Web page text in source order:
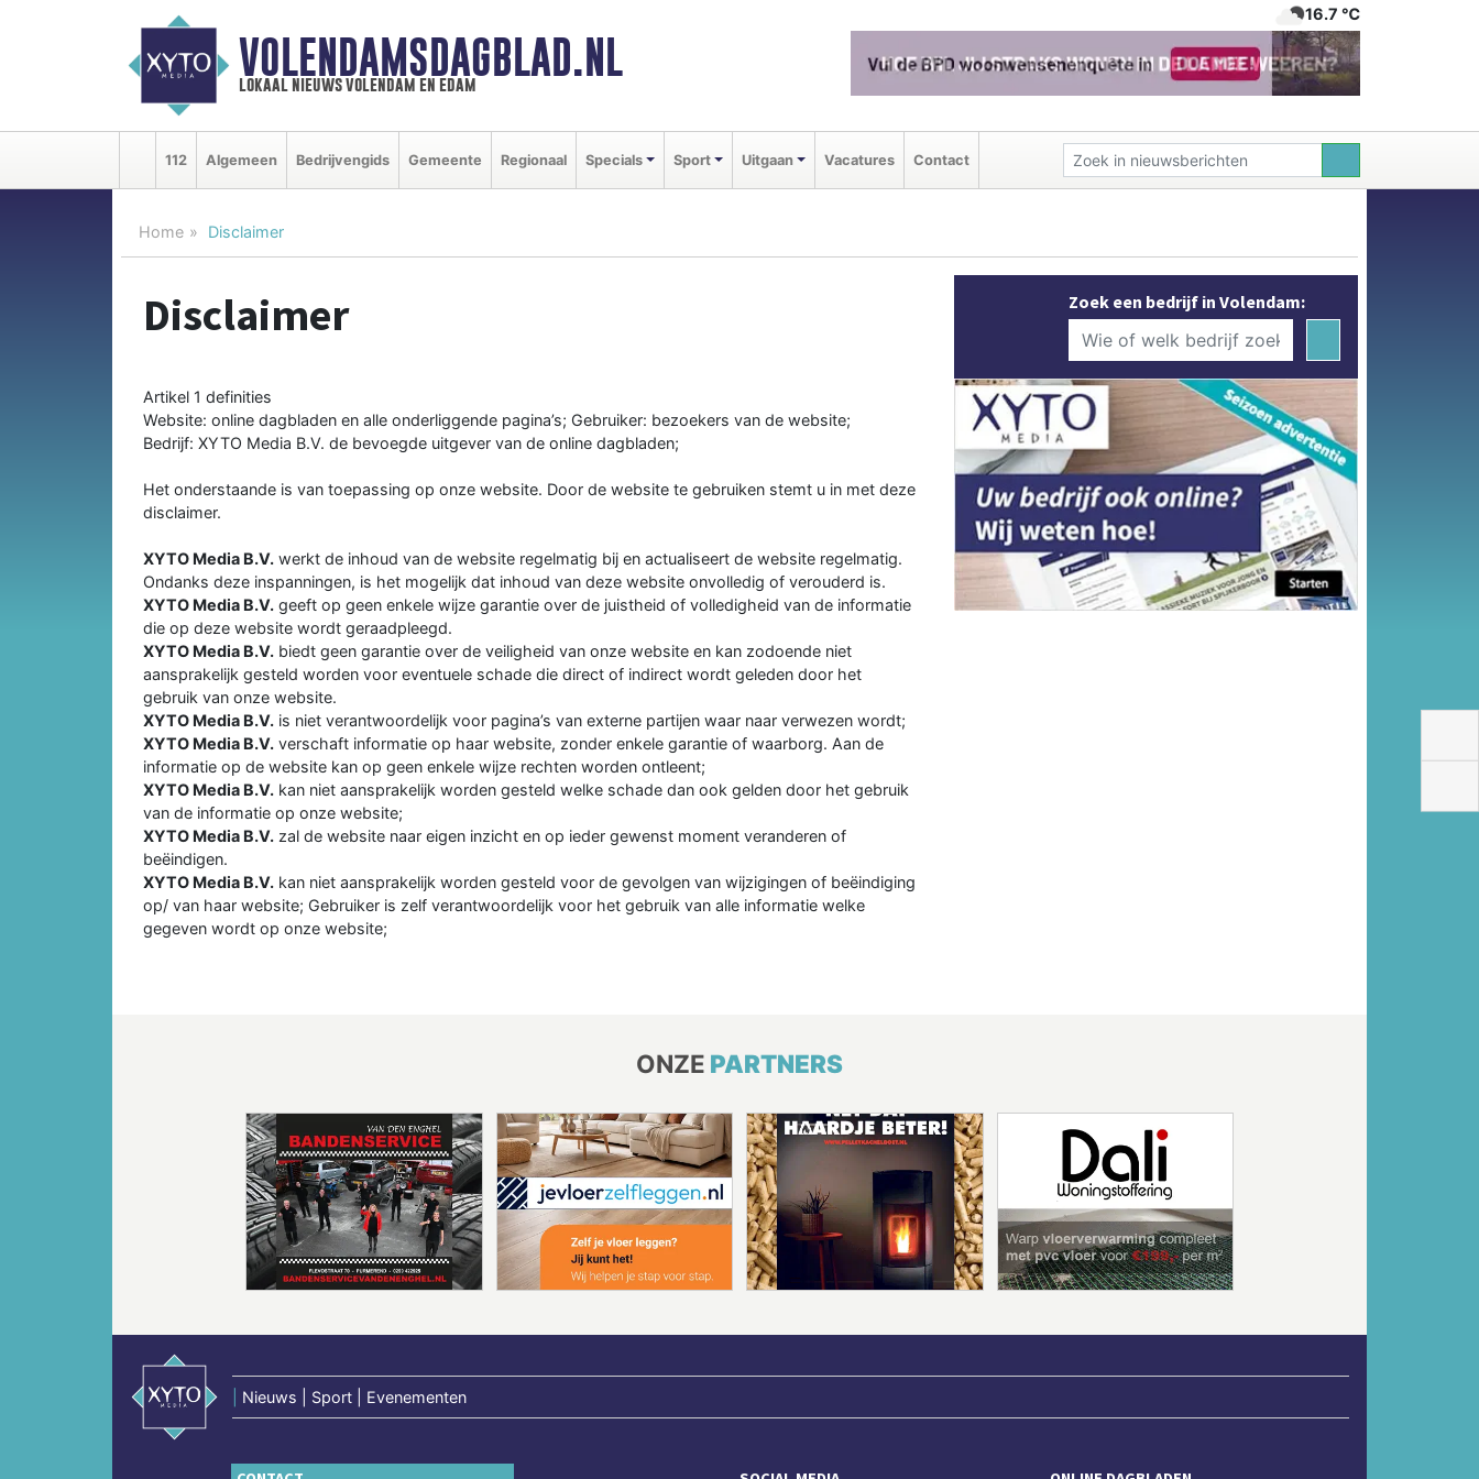
VOLENDAMSDAGBLAD.NL
lokaal nieuws volendam en edam
16.7 ℃
112 Algemeen Bedrijvengids Gemeente Regionaal Specials Sport Uitgaan Vacatures Contact
Home Disclaimer
Disclaimer
Artikel 1 definities
Website: online dagbladen en alle onderliggende pagina’s; Gebruiker: bezoekers van de website;
Bedrijf: XYTO Media B.V. de bevoegde uitgever van de online dagbladen;
Het onderstaande is van toepassing op onze website. Door de website te gebruiken stemt u in met deze
disclaimer.
XYTO Media B.V. werkt de inhoud van de website regelmatig bij en actualiseert de website regelmatig.
Ondanks deze inspanningen, is het mogelijk dat inhoud van deze website onvolledig of verouderd is.
XYTO Media B.V. geeft op geen enkele wijze garantie over de juistheid of volledigheid van de informatie
die op deze website wordt geraadpleegd.
XYTO Media B.V. biedt geen garantie over de veiligheid van onze website en kan zodoende niet
aansprakelijk gesteld worden voor eventuele schade die direct of indirect wordt geleden door het
gebruik van onze website.
XYTO Media B.V. is niet verantwoordelijk voor pagina’s van externe partijen waar naar verwezen wordt;
XYTO Media B.V. verschaft informatie op haar website, zonder enkele garantie of waarborg. Aan de
informatie op de website kan op geen enkele wijze rechten worden ontleent;
XYTO Media B.V. kan niet aansprakelijk worden gesteld welke schade dan ook gelden door het gebruik
van de informatie op onze website;
XYTO Media B.V. zal de website naar eigen inzicht en op ieder gewenst moment veranderen of
beëindigen.
XYTO Media B.V. kan niet aansprakelijk worden gesteld voor de gevolgen van wijzigingen of beëindiging
op/ van haar website; Gebruiker is zelf verantwoordelijk voor het gebruik van alle informatie welke
gegeven wordt op onze website;
Zoek een bedrijf in Volendam:
ONZE PARTNERS
Nieuws | Sport | Evenementen